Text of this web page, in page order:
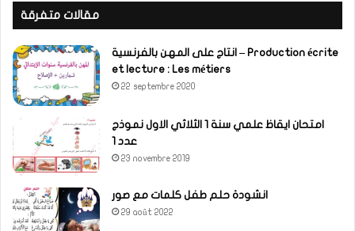
مقالات متفرقة
انتاج على المهن بالفرنسية – Production écrite
et lecture : Les métiers
22 septembre 2020
امتحان ايقاظ علمي سنة 1 الثلاثي الاول نموذج
عدد 1
23 novembre 2019
انشودة حلم طفل كلمات مع صور
29 août 2022